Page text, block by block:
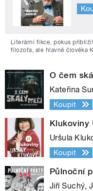
Literární fikce, pokus
filozofa, ale hlavně člověka
O čem
Kateřina
Koupit
Klukoviny
Uršula
Koupit
Půlnoční
Jiří Suchý,